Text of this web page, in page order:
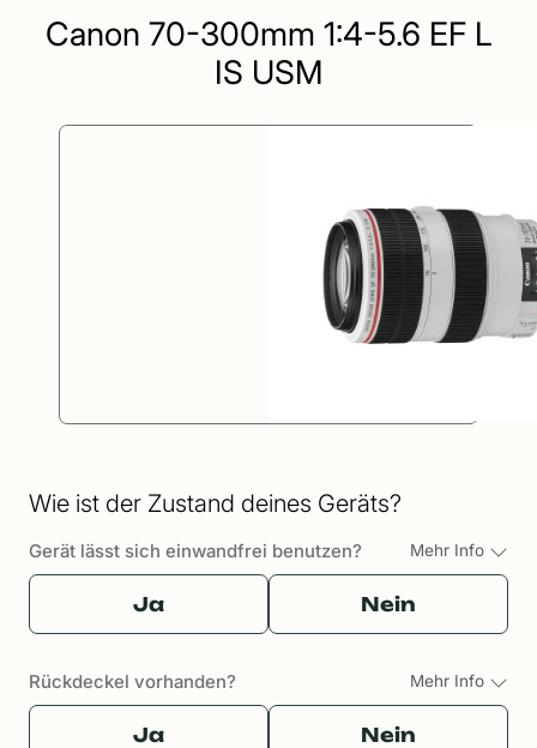
Canon 70-300mm 1:4-5.6 EF L
IS USM
Wie ist der Zustand deines Geräts?
Gerät lässt sich einwandfrei benutzen? Mehr Info
Ja Nein
Rückdeckel vorhanden? Mehr Info
Ja Nein